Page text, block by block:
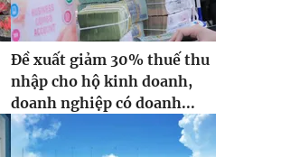
Đề xuất giảm 30% thuế thu
nhập cho hộ kinh doanh,
doanh nghiệp có doanh...